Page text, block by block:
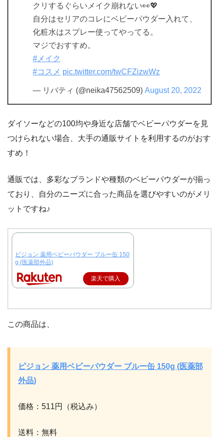
クリするぐらいメイク崩れない👀💖
自分はセリアのコレにベビーパウダー入れて、
化粧水はスプレー使ってやってる。
マジでおすすめ。
#メイク
#コスメ pic.twitter.com/twCFZizwWz
— リバティ (@neika47562509) August 20, 2022
ダイソーなどの100均や身近な店舗でベビーパウダーを見
つけられない場合、大手の通販サイトを利用するのがおす
すめ！
通販では、多彩なブランドや種類のベビーパウダーが揃っ
ており、自分のニーズに合った商品を選びやすいのがメリ
ットですね♪
ピジョン 薬用ベビーパウダー ブルー缶 150
g (医薬部外品)
楽天で購入
この商品は、
ピジョン 薬用ベビーパウダー ブルー缶 150g (医薬部
外品)
価格：511円（税込み）
送料：無料